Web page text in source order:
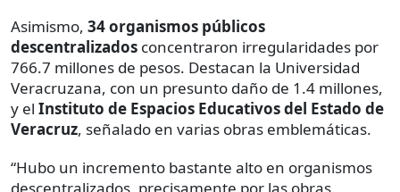
Asimismo, 34 organismos públicos
descentralizados concentraron irregularidades por
766.7 millones de pesos. Destacan la Universidad
Veracruzana, con un presunto daño de 1.4 millones,
y el Instituto de Espacios Educativos del Estado de
Veracruz, señalado en varias obras emblemáticas.
“Hubo un incremento bastante alto en organismos